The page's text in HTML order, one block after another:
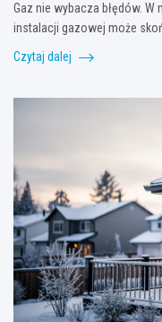
Gaz nie wybacza błędów.
instalacji gazowej może
Czytaj dalej